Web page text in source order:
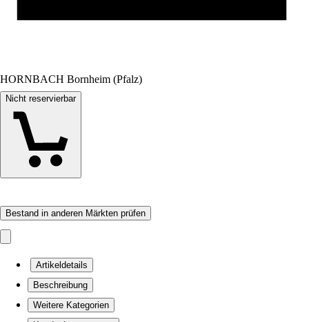
HORNBACH Bornheim (Pfalz)
Nicht reservierbar
Bestand in anderen Märkten prüfen
Artikeldetails
Beschreibung
Weitere Kategorien